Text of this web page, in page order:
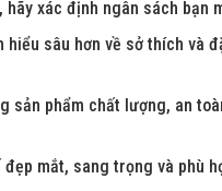
xác định ngân sách bạn
sâu hơn về sở thích và
sản phẩm chất lượng, an
mắt, sang trọng và phù